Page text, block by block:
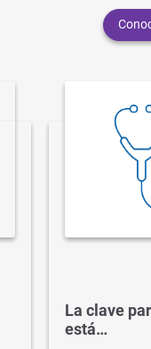
La clave
está…